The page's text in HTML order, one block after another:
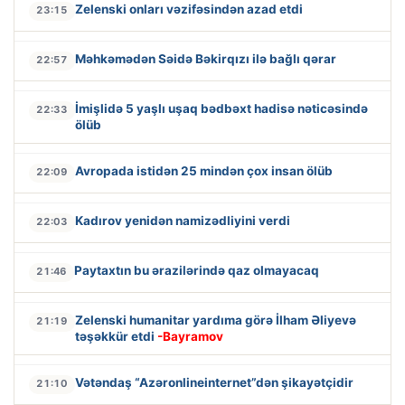
23:15 Zelenski onları vəzifəsindən azad etdi
22:57 Məhkəmədən Səidə Bəkirqızı ilə bağlı qərar
22:33
İmişlidə 5 yaşlı uşaq bədbəxt hadisə nəticəsində
ölüb
22:09 Avropada istidən 25 mindən çox insan ölüb
22:03 Kadırov yenidən namizədliyini verdi
21:46 Paytaxtın bu ərazilərində qaz olmayacaq
21:19
Zelenski humanitar yardıma görə İlham Əliyevə
təşəkkür etdi -Bayramov
21:10 Vətəndaş “Azəronlineinternet”dən şikayətçidir